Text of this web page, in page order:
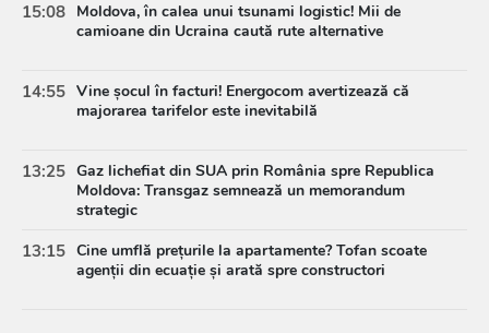
15:08 Moldova, în calea unui tsunami logistic! Mii de
camioane din Ucraina caută rute alternative
14:55 Vine șocul în facturi! Energocom avertizează că
majorarea tarifelor este inevitabilă
13:25 Gaz lichefiat din SUA prin România spre Republica
Moldova: Transgaz semnează un memorandum
strategic
13:15 Cine umflă prețurile la apartamente? Tofan scoate
agenții din ecuație și arată spre constructori